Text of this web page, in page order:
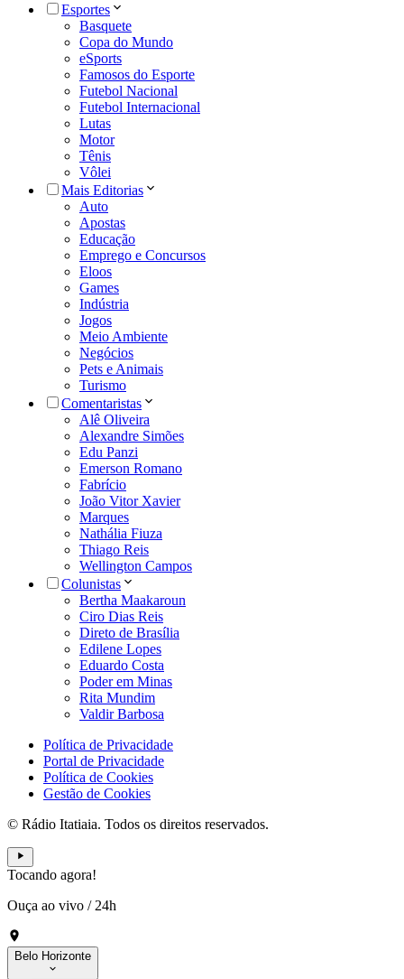
Esportes
Basquete
Copa do Mundo
eSports
Famosos do Esporte
Futebol Nacional
Futebol Internacional
Lutas
Motor
Tênis
Vôlei
Mais Editorias
Auto
Apostas
Educação
Emprego e Concursos
Eloos
Games
Indústria
Jogos
Meio Ambiente
Negócios
Pets e Animais
Turismo
Comentaristas
Alê Oliveira
Alexandre Simões
Edu Panzi
Emerson Romano
Fabrício
João Vitor Xavier
Marques
Nathália Fiuza
Thiago Reis
Wellington Campos
Colunistas
Bertha Maakaroun
Ciro Dias Reis
Direto de Brasília
Edilene Lopes
Eduardo Costa
Poder em Minas
Rita Mundim
Valdir Barbosa
Política de Privacidade
Portal de Privacidade
Política de Cookies
Gestão de Cookies
© Rádio Itatiaia. Todos os direitos reservados.
Tocando agora!
Ouça ao vivo / 24h
Belo Horizonte